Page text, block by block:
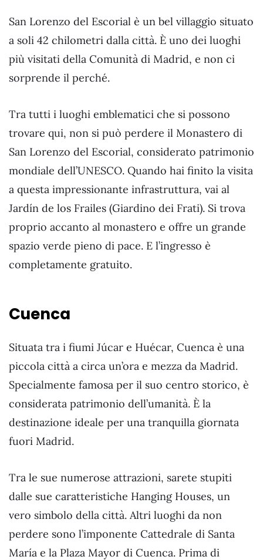
San Lorenzo del Escorial è un bel villaggio situato
a soli 42 chilometri dalla città. È uno dei luoghi
più visitati della Comunità di Madrid, e non ci
sorprende il perché.
Tra tutti i luoghi emblematici che si possono
trovare qui, non si può perdere il Monastero di
San Lorenzo del Escorial, considerato patrimonio
mondiale dell’UNESCO. Quando hai finito la visita
a questa impressionante infrastruttura, vai al
Jardín de los Frailes (Giardino dei Frati). Si trova
proprio accanto al monastero e offre un grande
spazio verde pieno di pace. E l’ingresso è
completamente gratuito.
Cuenca
Situata tra i fiumi Júcar e Huécar, Cuenca è una
piccola città a circa un’ora e mezza da Madrid.
Specialmente famosa per il suo centro storico, è
considerata patrimonio dell’umanità. È la
destinazione ideale per una tranquilla giornata
fuori Madrid.
Tra le sue numerose attrazioni, sarete stupiti
dalle sue caratteristiche Hanging Houses, un
vero simbolo della città. Altri luoghi da non
perdere sono l’imponente Cattedrale di Santa
María e la Plaza Mayor di Cuenca. Prima di